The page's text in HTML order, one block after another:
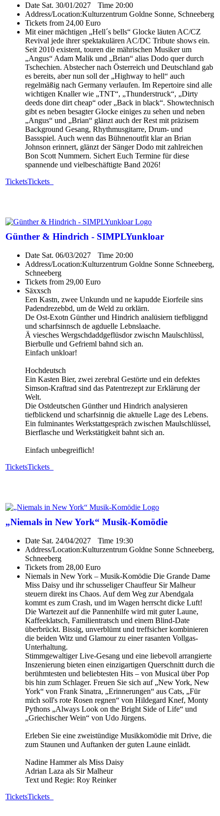
Date Sat. 30/01/2027 Time 20:00
Address/Location:Kulturzentrum Goldne Sonne, Schneeberg
Tickets from 24,00 Euro
Mit einer mächtigen „Hell´s bells“ Glocke läuten AC/CZ
Revival jede ihrer spektakulären AC/DC Tribute shows ein.
Seit 2010 existent, touren die mährischen Musiker um
„Angus“ Adam Malik und „Brian“ alias Dodo quer durch
Tschechien. Abstecher nach Österreich und Deutschland gab
es bereits, aber nun soll der „Highway to hell“ auch
regelmäßig nach Germany verlaufen. Im Repertoire sind alle
wichtigen Knaller wie „TNT“, „Thunderstruck“, „Dirty
deeds done dirt cheap“ oder „Back in black“. Showtechnisch
gibt es neben besagter Glocke einiges zu sehen und neben
„Angus“ und „Brian“ glänzt auch der Rest mit präzisem
Background Gesang, Rhythmusgitarre, Drum- und
Bassspiel. Auch wenn das Bühnenoutfit klar an Brian
Johnson erinnert, glänzt der Sänger Dodo mit zahlreichen
Bon Scott Nummern. Sichert Euch Termine für diese
spannende und vielbeschäftigte Band 2026!
TicketsTickets
Günther & Hindrich - SIMPLYunkloar
Date Sat. 06/03/2027 Time 20:00
Address/Location:Kulturzentrum Goldne Sonne Schneeberg,
Schneeberg
Tickets from 29,00 Euro
Säxxsch
Een Kastn, zwee Unkundn und ne kapudde Eiorfeile sins
Padendrezebbd, um de Weld zu orklärn.
De Ost-Exotn Günther und Hindrich analüsiern tiefbliggnd
und scharfsinnsch de agduelle Lebnslaache.
Ä viesches Wergschdaddgeflüsdor zwischn Maulschlüssl,
Bierbulle und Gefrieml bahnd sich an.
Einfach unkloar!
Hochdeutsch
Ein Kasten Bier, zwei zerebral Gestörte und ein defektes
Simson-Kraftrad sind das Patentrezept zur Erklärung der
Welt.
Die Ostdeutschen Günther und Hindrich analysieren
tiefblickend und scharfsinnig die aktuelle Lage des Lebens.
Ein fulminantes Werkstattgespräch zwischen Maulschlüssel,
Bierflasche und Werkstätigkeit bahnt sich an.
Einfach unbegreiflich!
TicketsTickets
„Niemals in New York“ Musik-Komödie
Date Sat. 24/04/2027 Time 19:30
Address/Location:Kulturzentrum Goldne Sonne Schneeberg,
Schneeberg
Tickets from 28,00 Euro
Niemals in New York – Musik-Komödie Die Grande Dame
Miss Daisy und ihr schusseliger Chauffeur Sir Malheur
steuern direkt ins Chaos. Auf dem Weg zur Abendgala
kommt es zum Crash, und im Wagen herrscht dicke Luft!
Die Wartezeit auf die Pannenhilfe wird mit guter Laune,
Kaffeeklatsch, Familientratsch und einem Blind-Date
überbrückt. Bissig, unverblümt und treffsicher kombinieren
die beiden Witz und Glamour zu einer rasanten Vollgas-
Unterhaltung.
Stimmgewaltiger Live-Gesang und eine liebevoll arrangierte
Inszenierung bieten einen einzigartigen Querschnitt durch die
berühmtesten und beliebtesten Hits – von Musical über Pop
bis hin zum Schlager. Freuen Sie sich auf „New York, New
York“ von Frank Sinatra, „Erinnerungen“ aus Cats, „Für
mich soll's rote Rosen regnen“ von Hildegard Knef, Monty
Pythons „Always Look on the Bright Side of Life“ und
„Griechischer Wein“ von Udo Jürgens.
Erleben Sie eine zweistündige Musikkomödie mit Drive, die
zum Staunen und Auftanken der guten Laune einlädt.
Nadine Hammer als Miss Daisy
Adrian Laza als Sir Malheur
Text und Regie: Roy Reinker
TicketsTickets